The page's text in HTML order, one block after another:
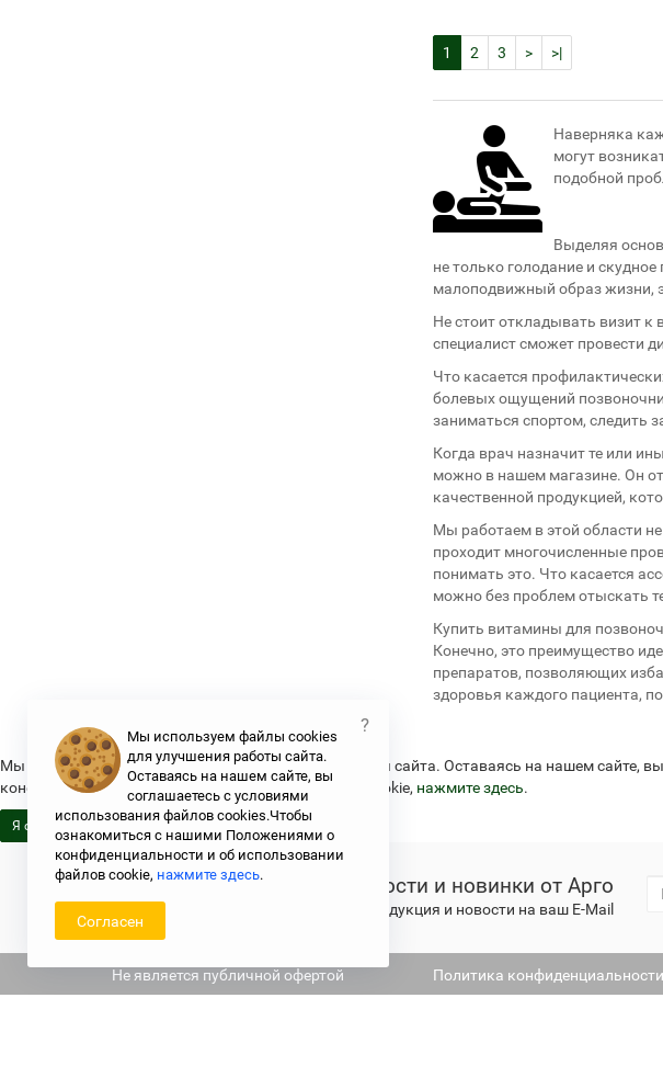
1 2 3 > >|
Наверняка
могут
подобной
Выделяя
не только голодание и
малоподвижный образ жизни,
Не стоит откладывать визит к
специалист сможет провести
Что касается
болевых ощущений
заниматься спортом, следить
Когда врач назначит те или
можно в нашем магазине. Он
качественной продукцией,
Мы работаем в этой области
проходит многочисленные
понимать это. Что касается
можно без проблем отыскать
Купить витамины для
Конечно, это преимущество
препаратов, позволяющих
здоровья каждого пациента,
Мы используем файлы cookies для улучшения работы сайта. Оставаясь на нашем сайте,
конфиденциальности и об использовании файлов cookie, нажмите здесь.
Я согласен
Новости и новинки от Арго
Свежая продукция и новости на ваш E-Mail
Не является публичной офертой Политика конфиденциальности
Мы используем файлы cookies
для улучшения работы сайта.
Оставаясь на нашем сайте, вы
соглашаетесь с условиями
использования файлов cookies.Чтобы
ознакомиться с нашими Положениями о
конфиденциальности и об использовании
файлов cookie, нажмите здесь.
Согласен
?